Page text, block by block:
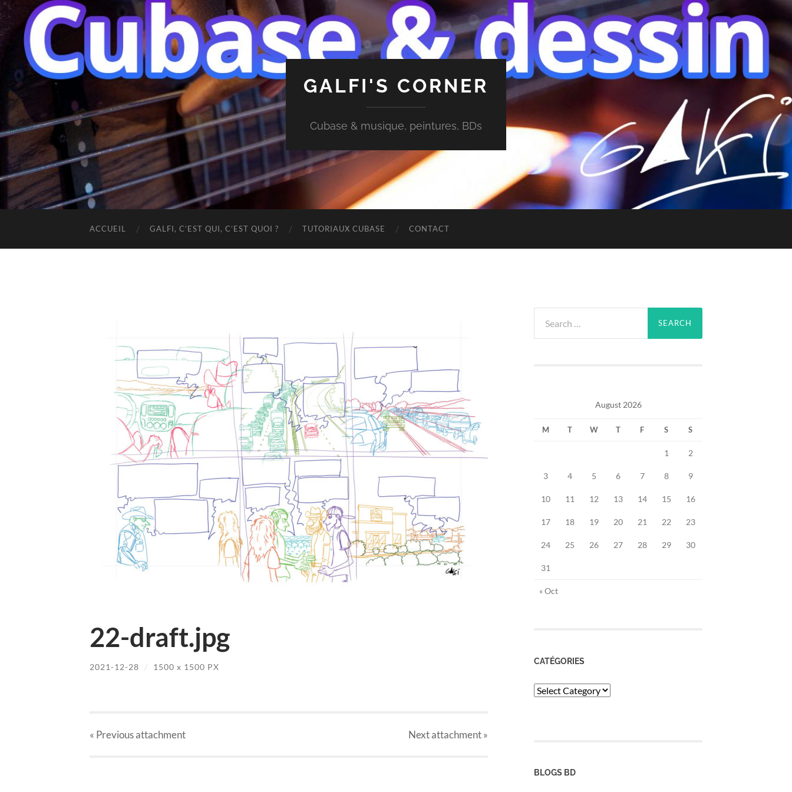
GALFI'S CORNER
Cubase & musique, peintures, BDs
ACCUEIL GALFI, C’EST QUI, C’EST QUOI ? TUTORIAUX CUBASE CONTACT
22-draft.jpg
2021-12-28 / 1500 x 1500 PX
« Previousattachment Nextattachment»
for:
August 2026
M T W T F S S
1 2
3 4 5 6 7 8 9
10 11 12 13 14 15 16
17 18 19 20 21 22 23
24 25 26 27 28 29 30
31
« Oct
CATÉGORIES
Catégories
BLOGS BD